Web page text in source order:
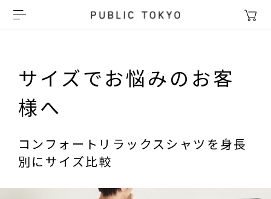
サイズでお悩みのお客
様へ
コンフォートリラックスシャツを身長
別にサイズ比較